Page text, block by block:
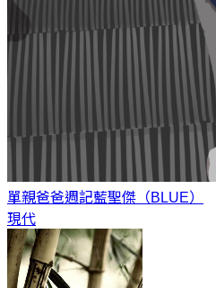
單親爸爸週記藍聖傑（BLUE）
現代